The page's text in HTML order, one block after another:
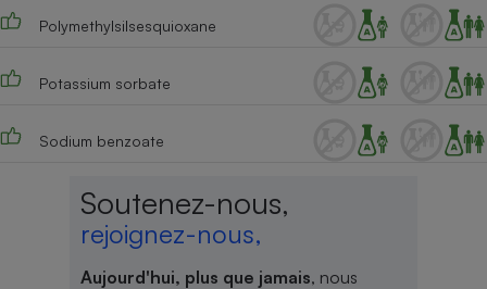
Polymethylsilsesquioxane
Potassium sorbate
Sodium benzoate
Soutenez-nous,
rejoignez-nous,
Aujourd'hui, plus que jamais, nous